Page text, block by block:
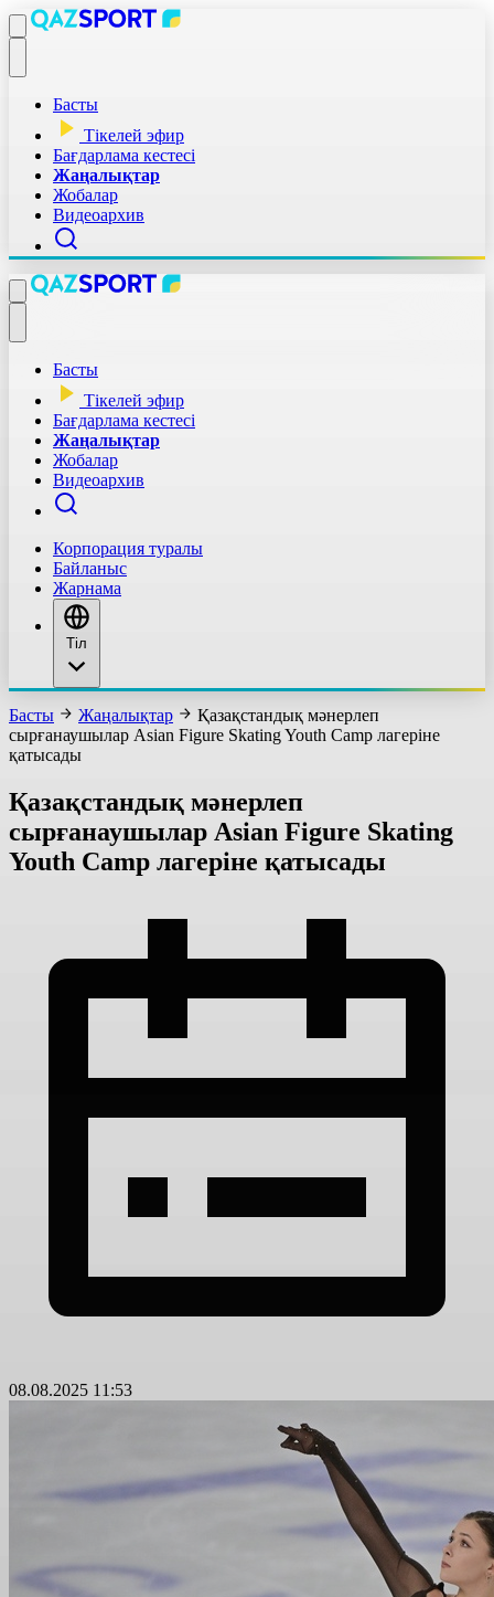
Басты
Тікелей эфир
Бағдарлама кестесі
Жаңалықтар
Жобалар
Видеоархив
Басты
Тікелей эфир
Бағдарлама кестесі
Жаңалықтар
Жобалар
Видеоархив
Корпорация туралы
Байланыс
Жарнама
Тіл
Басты Жаңалықтар
Қазақстандық мәнерлеп
сырғанаушылар Asian Figure Skating Youth Camp лагеріне
қатысады
Қазақстандық мәнерлеп
сырғанаушылар Asian Figure Skating
Youth Camp лагеріне қатысады
08.08.2025 11:53